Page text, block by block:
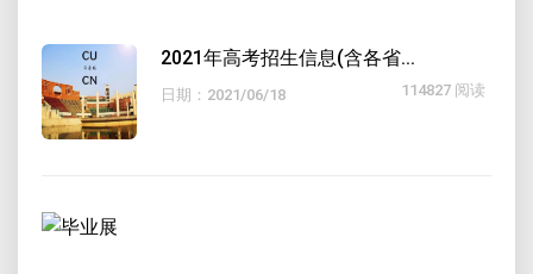
2021年高考招生信息(含各省...
日期：2021/06/18 114827 阅读